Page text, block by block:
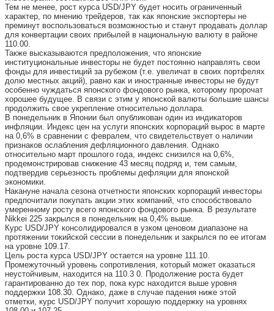
Тем не менее, рост курса USD/JPY будет носить ограниченный
характер, по мнению трейдеров, так как японские экспортеры не
преминут воспользоваться возможностью и станут продавать доллар
для конвертации своих прибылей в национальную валюту в районе
110.00.
Также высказываются предположения, что японские
институциональные инвесторы не будет постоянно направлять свои
фонды для инвестиций за рубежом (т.е. увеличат в своих портфелях
долю местных акций), равно как и иностранные инвесторы не будут
особенно чуждаться японского фондового рынка, которому пророчат
хорошее будущее. В связи с этим у японской валюты большие шансы
продолжить свое укрепление относительно доллара.
В понедельник в Японии был опубликован один из индикаторов
инфляции. Индекс цен на услуги японских корпораций вырос в марте
на 0,6% в сравнении с февралем, что свидетельствует о наличии
признаков ослабления дефляционного давления. Однако
относительно март прошлого года, индекс снизился на 0,6%,
продемонстрировав снижение 43 месяц подряд и, тем самым,
подтвердив серьезность проблемы дефляции для японской
экономики.
Накануне начала сезона отчетности японских корпораций инвесторы
предпочитали покупать акции этих компаний, что способствовало
умеренному росту всего японского фондового рынка. В результате
Nikkei 225 закрылся в понедельник на 0,4% выше.
Курс USD/JPY консолидировался в узком ценовом диапазоне на
протяжении токийской сессии в понедельник и закрылся по ее итогам
на уровне 109.17.
Цель роста курса USD/JPY остается на уровне 111.10.
Промежуточный уровень сопротивления, который может оказаться
неустойчивым, находится на 110.3 0. Продолжение роста будет
гарантированно до тех пор, пока курс находится выше уровня
поддержки 108.30. Однако, даже в случае падения ниже этой
отметки, курс USD/JPY получит хорошую поддержку на уровнях